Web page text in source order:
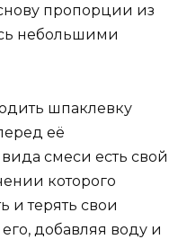
пропорции из
небольшими
шпаклевку
её
смеси есть свой
которого
и терять свои
добавляя воду и